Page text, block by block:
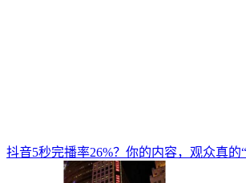
抖音5秒完播率26%？你的内容，观众真的“